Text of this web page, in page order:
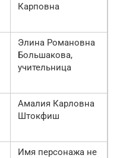
Карповна
Элина Романовна
Большакова,
учительница
Амалия Карловна
Штокфиш
Имя персонажа не